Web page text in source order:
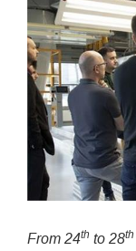
From 24th to 28th